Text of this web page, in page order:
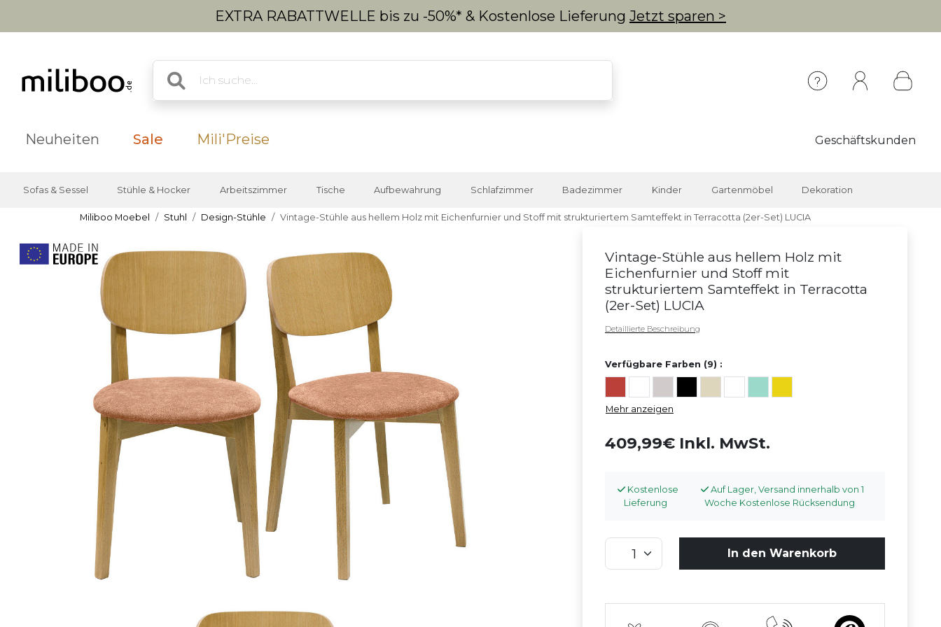
EXTRA RABATTWELLE bis zu -50%* & Kostenlose Lieferung Jetzt sparen >
Neuheiten Sale Mili'Preise Geschäftskunden
Sofas & Sessel Stühle & Hocker Arbeitszimmer Tische Aufbewahrung Schlafzimmer Badezimmer Kinder Gartenmöbel Dekoration
Miliboo Moebel Stuhl Design-Stühle Vintage-Stühle aus hellem Holz mit Eichenfurnier und Stoff mit strukturiertem Samteffekt in Terracotta (2er-Set) LUCIA
Vintage-Stühle aus hellem Holz mit
Eichenfurnier und Stoff mit
strukturiertem Samteffekt in Terracotta
(2er-Set) LUCIA
Detaillierte Beschreibung
Verfügbare Farben (9) :
Mehr anzeigen
409,99€ Inkl. MwSt.
Kostenlose
Lieferung
Auf Lager, Versand innerhalb von 1
Woche Kostenlose Rücksendung
In den Warenkorb